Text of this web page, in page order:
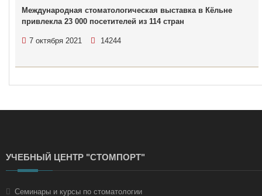
Международная стоматологическая выставка в Кёльне
привлекла 23 000 посетителей из 114 стран
7 октября 2021 14244
УЧЕБНЫЙ ЦЕНТР "СТОМПОРТ"
Семинары и курсы по стоматологии